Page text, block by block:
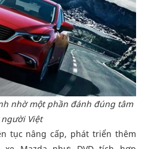
nhờ một phần đánh đúng tâm
người Việt
tục nâng cấp, phát triển thêm